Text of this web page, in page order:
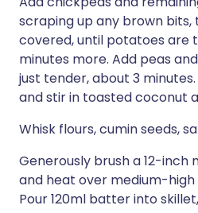
scraping up any brown bits,
covered, until potatoes are
minutes more. Add peas
just tender, about 3
and stir in toasted coconut
Whisk flours, cumin seeds,
Generously brush a 12-inch
and heat over medium-
Pour 120ml batter into